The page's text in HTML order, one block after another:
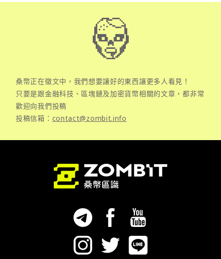
桑幣正在徵文中，我們想要讓好的東西讓更多人看見！
只要是跟金融科技、區塊鏈及加密貨幣相關的文章，都非常
歡迎向我們投稿
投稿信箱： contact@zombit.info